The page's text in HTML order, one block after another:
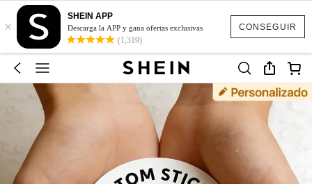
CONSEGUIR
×
SHEIN APP
Descarga la APP y gana ofertas exclusivas
(1,319)